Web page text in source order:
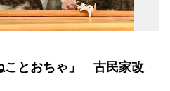
ことおちゃ」 古民家改